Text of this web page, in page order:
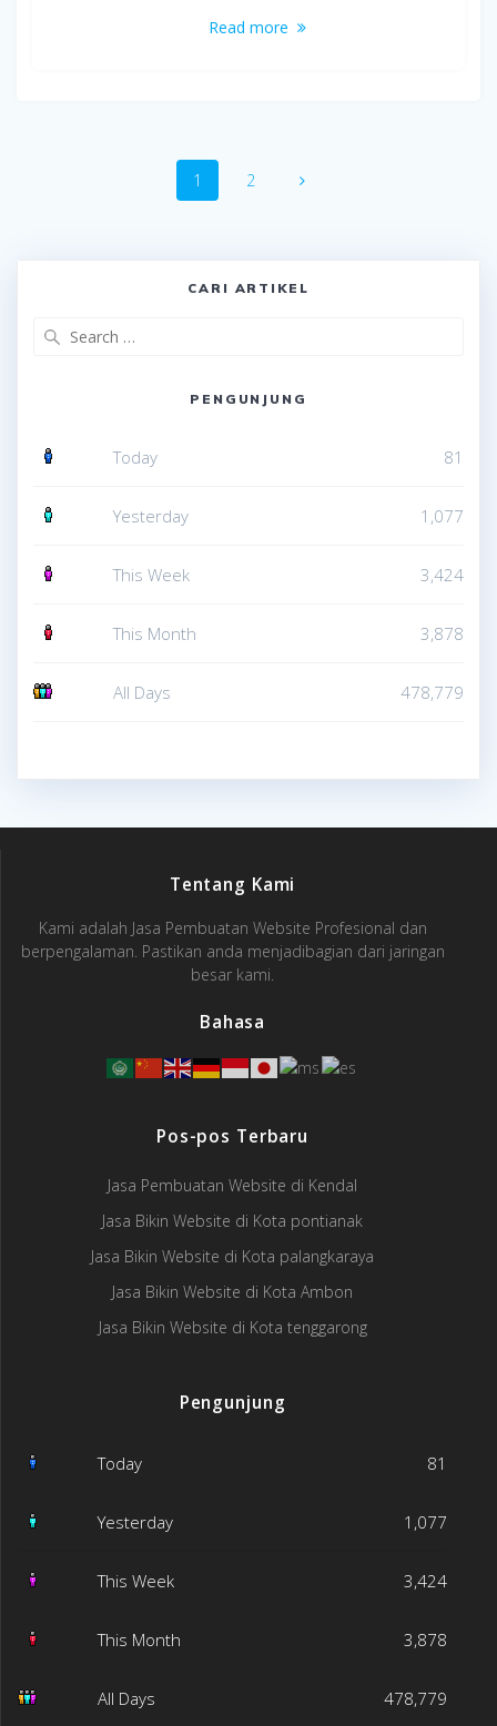
Read more
navigation
Page
1 Page
2
CARI ARTIKEL
PENGUNJUNG
Today 81
Yesterday 1,077
This Week 3,424
This Month 3,878
All Days 478,779
Tentang Kami
Kami adalah Jasa Pembuatan Website Profesional dan
berpengalaman. Pastikan anda menjadibagian dari jaringan
besar kami.
Bahasa
Pos-pos Terbaru
Jasa Pembuatan Website di Kendal
Jasa Bikin Website di Kota pontianak
Jasa Bikin Website di Kota palangkaraya
Jasa Bikin Website di Kota Ambon
Jasa Bikin Website di Kota tenggarong
Pengunjung
Today 81
Yesterday 1,077
This Week 3,424
This Month 3,878
All Days 478,779